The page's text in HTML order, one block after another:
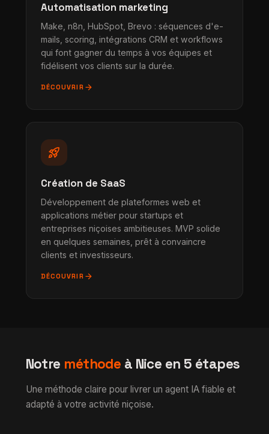
Automatisation marketing
Make, n8n, HubSpot, Brevo : séquences d'e-
mails, scoring, intégrations CRM et workflows
qui font gagner du temps à vos équipes et
fidélisent vos clients sur la durée.
DÉCOUVRIR arrow_forward
rocket_launch
Création de SaaS
Développement de plateformes web et
applications métier pour startups et
entreprises niçoises ambitieuses. MVP solide
en quelques semaines, prêt à convaincre
clients et investisseurs.
DÉCOUVRIR arrow_forward
Notre méthode à Nice en 5 étapes
Une méthode claire pour livrer un agent IA fiable et
adapté à votre activité niçoise.